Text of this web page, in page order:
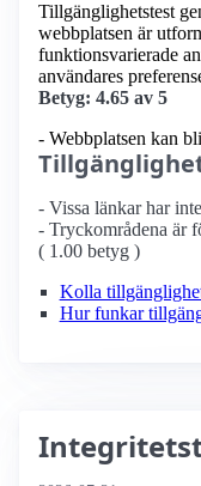
Tillgänglighetstest
webbplatsen är
funktionsvarierade
användares
Betyg: 4.65 av 5
- Webbplatsen kan
- Vissa länkar har
- Tryckområdena är
( 1.00 betyg )
Kolla
Hur funkar